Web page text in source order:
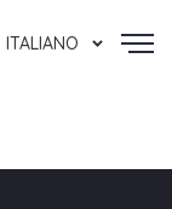
ITALIANO